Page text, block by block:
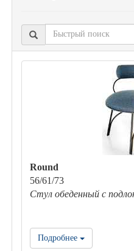
Round
56/61/73
Стул обеденный с
Подробнее